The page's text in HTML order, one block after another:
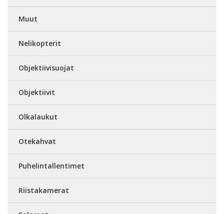
Muut
Nelikopterit
Objektiivisuojat
Objektiivit
Olkalaukut
Otekahvat
Puhelintallentimet
Riistakamerat